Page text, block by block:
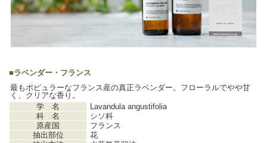
■ラベンダー・フランス
最もポピュラーなフランス産の真正ラベンダー。フローラルでやや甘
く、クリアな香り。
学 名
Lavandula angustifolia
科 名
シソ科
原産国
フランス
抽出部位
花